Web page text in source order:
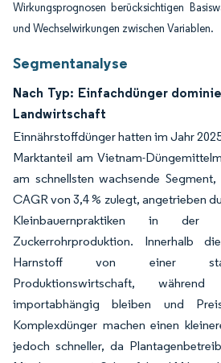
Wirkungsprognosen berücksichtigen
und Wechselwirkungen zwischen Variablen.
Segmentanalyse
Nach Typ: Einfachdünger
Landwirtschaft
Einnährstoffdünger hatten im Jahr
Marktanteil am Vietnam-
am schnellsten wachsende
CAGR von 3,4 % zulegt, angetrieben
Kleinbauernpraktiken in
Zuckerrohrproduktion. Innerhalb
Harnstoff von einer
Produktionswirtschaft,
importabhängig bleiben und
Komplexdünger machen einen
jedoch schneller, da